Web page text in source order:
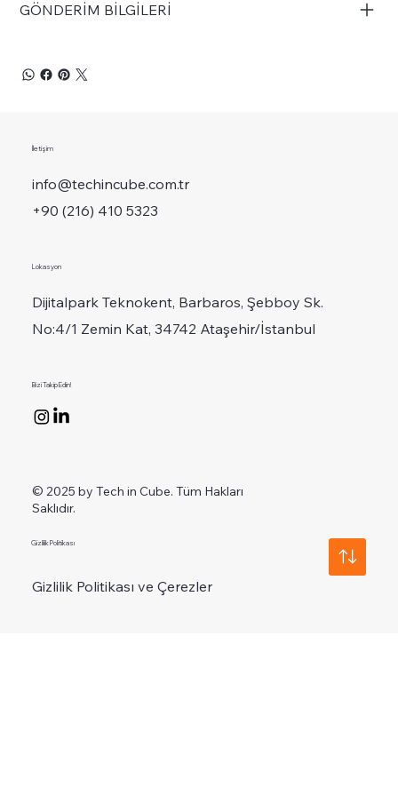
GÖNDERİM BİLGİLERİ
İletişim
info@techincube.com.tr
+90 (216) 410 5323
Lokasyon
Dijitalpark Teknokent, Barbaros, Şebboy Sk.
No:4/1 Zemin Kat, 34742 Ataşehir/İstanbul
Bizi Takip Edin!
Gizlilik Politikası
Gizlilik Politikası ve Çerezler
© 2025 by Tech in Cube. Tüm Hakları
Saklıdır.